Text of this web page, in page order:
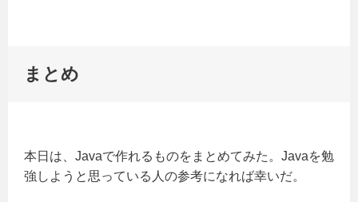
まとめ
本日は、Javaで作れるものをまとめてみた。Javaを勉
強しようと思っている人の参考になれば幸いだ。